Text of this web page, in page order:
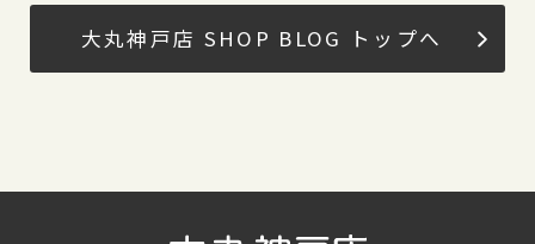
大丸神戸店 SHOP BLOG トップへ